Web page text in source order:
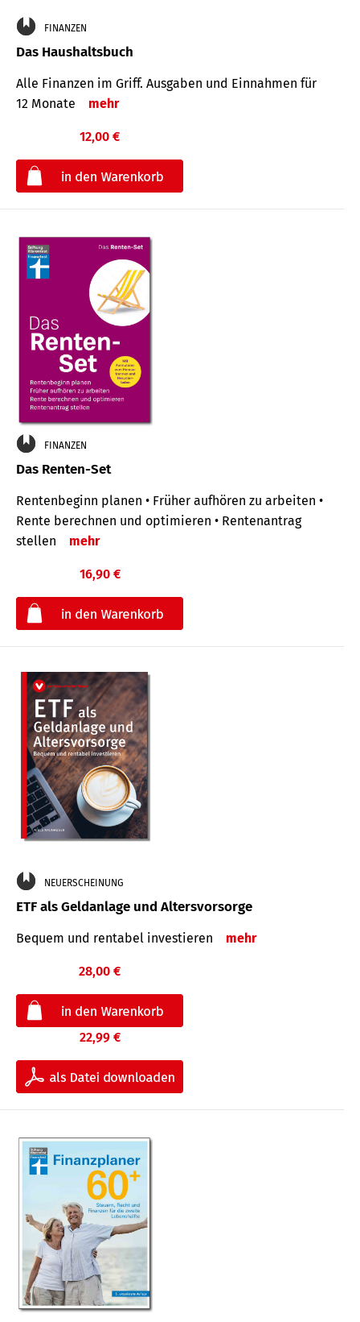
FINANZEN
Das Haushaltsbuch
Alle Finanzen im Griff. Aus­gaben und Ein­nahmen für
12 Monate
mehr
12,00 €
FINANZEN
Das Renten-Set
Rentenbeginn planen • Früher aufhören zu arbeiten •
Rente berechnen und optimieren • Rentenantrag
stellen
mehr
16,90 €
NEUERSCHEINUNG
ETF als Geldanlage und Altersvorsorge
Bequem und rentabel investieren mehr
28,00 €
22,99 €